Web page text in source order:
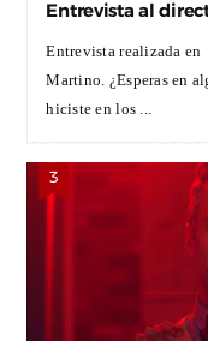
Entrevista al
Entrevista realizada
Martino. ¿Esperas en
hiciste en los ...